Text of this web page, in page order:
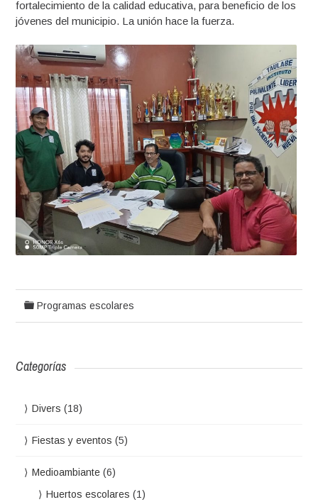
fortalecimiento de la calidad educativa, para beneficio de los
jóvenes del municipio. La unión hace la fuerza.
Programas escolares
Categorías
Divers (18)
Fiestas y eventos (5)
Medioambiante (6)
Huertos escolares (1)